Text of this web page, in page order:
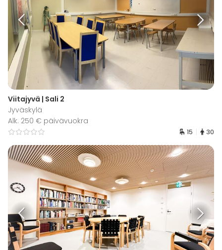
Viitajyvä | Sali 2
Jyväskylä
Alk. 250 € päivävuokra
15 30